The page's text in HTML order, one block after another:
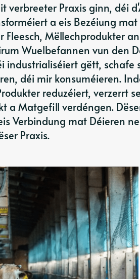
verbreeter Praxis ginn, déi
a eis Bezéiung
Mëllechprodukter an
Wuelbefannen vun den
industrialiséiert gëtt, schafe
déi mir konsuméieren.
reduzéiert, verzerrt
a Matgefill verdéngen.
Verbindung mat Déieren
Praxis.